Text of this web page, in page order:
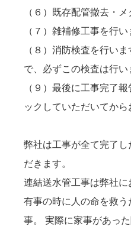
（６）既存配管撤去・
（７）雑補修工事を行い
（８）消防検査を行い
で、必ずこの検査は行い
（９）最後に工事完了
弊社は工事が全て完了
だきます。
連結送水管工事は弊社
有事の時に人の命を救
事。 実際に家事があっ